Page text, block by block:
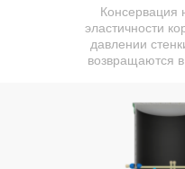
Консервация
эластичности
давлении
возвращаются